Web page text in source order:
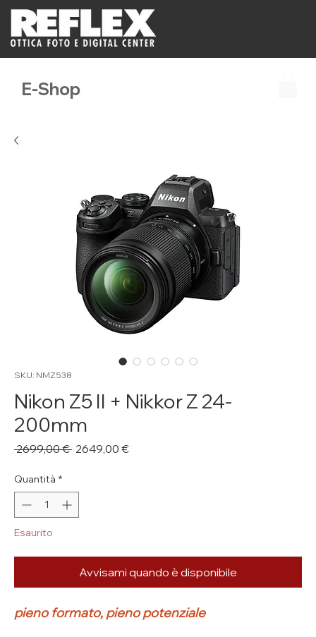
SKU: NMZ538
Nikon Z5 II + Nikkor Z 24-
200mm
2699,00 € Prezzo
2649,00 €Prezzo
Quantità *
Esaurito
Avvisami quando è disponibile
pieno formato, pieno potenziale
E-Shop